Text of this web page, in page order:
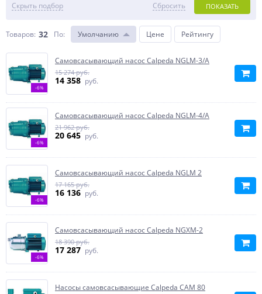
Скрыть подбор ПОКАЗАТЬ
Сбросить
Товаров: 32 По: Умолчанию Цене Рейтингу
-6%
Самовсасывающий насос Calpeda NGLM-3/A
14 358 руб.
15 274 руб.
-6%
Самовсасывающий насос Calpeda NGLM-4/A
20 645 руб.
21 962 руб.
-6%
Самовсасывающий насос Calpeda NGLM 2
16 136 руб.
17 165 руб.
-6%
Самовсасывающий насос Calpeda NGXM-2
17 287 руб.
18 390 руб.
Насосы самовсасывающие Calpeda CAM 80